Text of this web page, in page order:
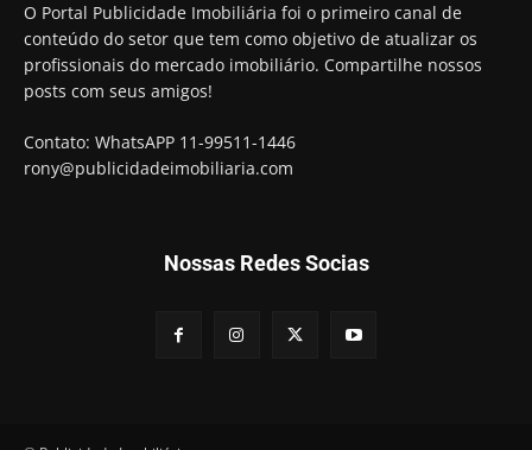
O Portal Publicidade Imobiliária foi o primeiro canal de
conteúdo do setor que tem como objetivo de atualizar os
profissionais do mercado imobiliário. Compartilhe nossos
posts com seus amigos!
Contato: WhatsAPP 11-99511-1446
rony@publicidadeimobiliaria.com
Nossas Redes Socias